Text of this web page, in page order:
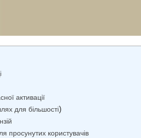
активації
для більшості)
просунутих користувачів